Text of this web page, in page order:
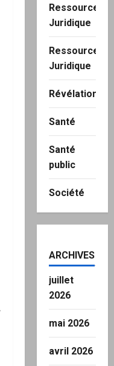
Ressource
Juridique
Ressource
Juridique
Révélation
Santé
Santé
public
Société
ARCHIVES
juillet
2026
mai 2026
avril 2026